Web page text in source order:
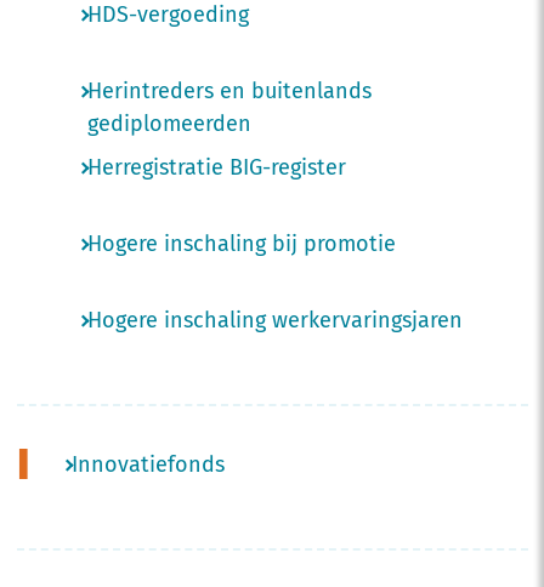
HDS-vergoeding
Herintreders en buitenlands
gediplomeerden
Herregistratie BIG-register
Hogere inschaling bij promotie
Hogere inschaling werkervaringsjaren
Innovatiefonds